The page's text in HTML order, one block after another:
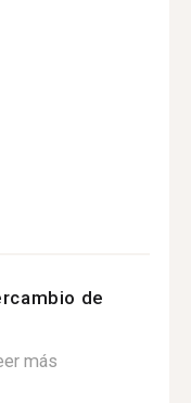
de
más